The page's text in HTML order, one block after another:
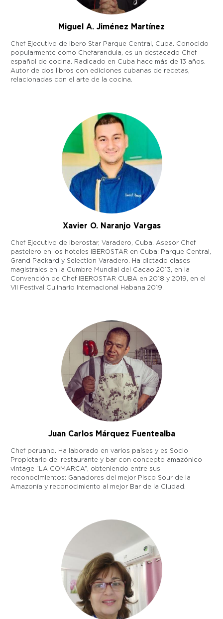
Miguel A. Jiménez Martínez
Chef Ejecutivo de Ibero Star Parque Central, Cuba. Conocido
popularmente como Chefarandula, es un destacado Chef
español de cocina. Radicado en Cuba hace más de 13 años.
Autor de dos libros con ediciones cubanas de recetas,
relacionadas con el arte de la cocina.
Xavier O. Naranjo Vargas
Chef Ejecutivo de Iberostar, Varadero, Cuba. Asesor Chef
pastelero en los hoteles IBEROSTAR en Cuba: Parque Central,
Grand Packard y Selection Varadero. Ha dictado clases
magistrales en la Cumbre Mundial del Cacao 2013, en la
Convención de Chef IBEROSTAR CUBA en 2018 y 2019, en el
VII Festival Culinario Internacional Habana 2019.
Juan Carlos Márquez Fuentealba
Chef peruano. Ha laborado en varios países y es Socio
Propietario del restaurante y bar con concepto amazónico
vintage “LA COMARCA”, obteniendo entre sus
reconocimientos: Ganadores del mejor Pisco Sour de la
Amazonía y reconocimiento al mejor Bar de la Ciudad.